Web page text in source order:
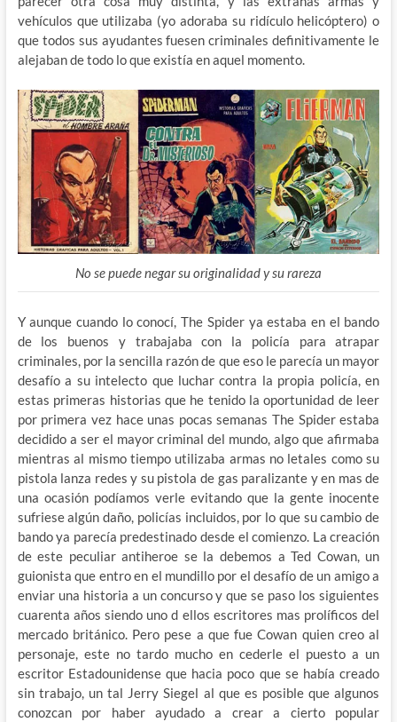
vehículos que utilizaba (yo adoraba su ridículo helicóptero) o
que todos sus ayudantes fuesen criminales definitivamente le
alejaban de todo lo que existía en aquel momento.
No se puede negar su originalidad y su rareza
Y aunque cuando lo conocí, The Spider ya estaba en el bando
de los buenos y trabajaba con la policía para atrapar
criminales, por la sencilla razón de que eso le parecía un mayor
desafío a su intelecto que luchar contra la propia policía, en
estas primeras historias que he tenido la oportunidad de leer
por primera vez hace unas pocas semanas The Spider estaba
decidido a ser el mayor criminal del mundo, algo que afirmaba
mientras al mismo tiempo utilizaba armas no letales como su
pistola lanza redes y su pistola de gas paralizante y en mas de
una ocasión podíamos verle evitando que la gente inocente
sufriese algún daño, policías incluidos, por lo que su cambio de
bando ya parecía predestinado desde el comienzo. La creación
de este peculiar antiheroe se la debemos a Ted Cowan, un
guionista que entro en el mundillo por el desafío de un amigo a
enviar una historia a un concurso y que se paso los siguientes
cuarenta años siendo uno d ellos escritores mas prolíficos del
mercado británico. Pero pese a que fue Cowan quien creo al
personaje, este no tardo mucho en cederle el puesto a un
escritor Estadounidense que hacia poco que se había creado
sin trabajo, un tal Jerry Siegel al que es posible que algunos
conozcan por haber ayudado a crear a cierto popular